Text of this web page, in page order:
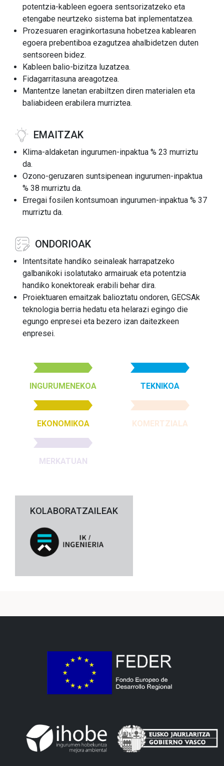
potentzia-kableen egoera sentsorizatzeko eta
etengabe neurtzeko sistema bat inplementatzea.
Prozesuaren eraginkortasuna hobetzea kablearen
egoera prebentiboa ezagutzea ahalbidetzen duten
sentsoreen bidez.
Kableen balio-bizitza luzatzea.
Fidagarritasuna areagotzea.
Mantentze lanetan erabiltzen diren materialen eta
baliabideen erabilera murriztea.
EMAITZAK
Klima-aldaketan ingurumen-inpaktua % 23 murriztu
da.
Ozono-geruzaren suntsipenean ingurumen-inpaktua
% 38 murriztu da.
Erregai fosilen kontsumoan ingurumen-inpaktua % 37
murriztu da.
ONDORIOAK
Intentsitate handiko seinaleak harrapatzeko
galbanikoki isolatutako armairuak eta potentzia
handiko konektoreak erabili behar dira.
Proiektuaren emaitzak balioztatu ondoren, GECSAk
teknologia berria hedatu eta helarazi egingo die
egungo enpresei eta bezero izan daitezkeen
enpresei.
INGURUMENEKOA TEKNIKOA
EKONOMIKOA KOMERTZIALA
MERKATUAN
KOLABORATZAILEAK